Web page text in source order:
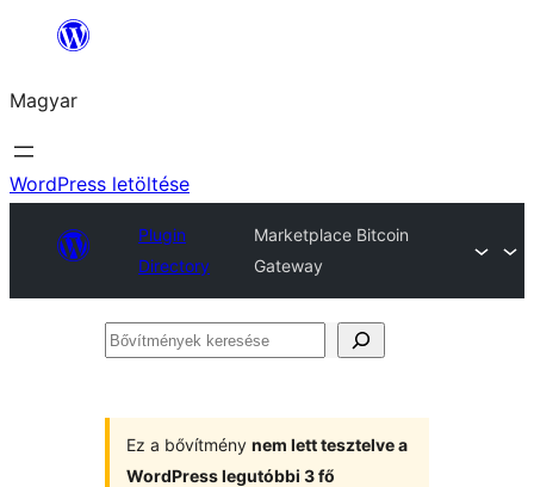
Ugrás
tartalomhoz
Magyar
WordPress letöltése
Plugin
Directory
Marketplace Bitcoin
Gateway
Bővítmények
Ez a bővítmény nem lett tesztelve a
WordPress legutóbbi 3 fő